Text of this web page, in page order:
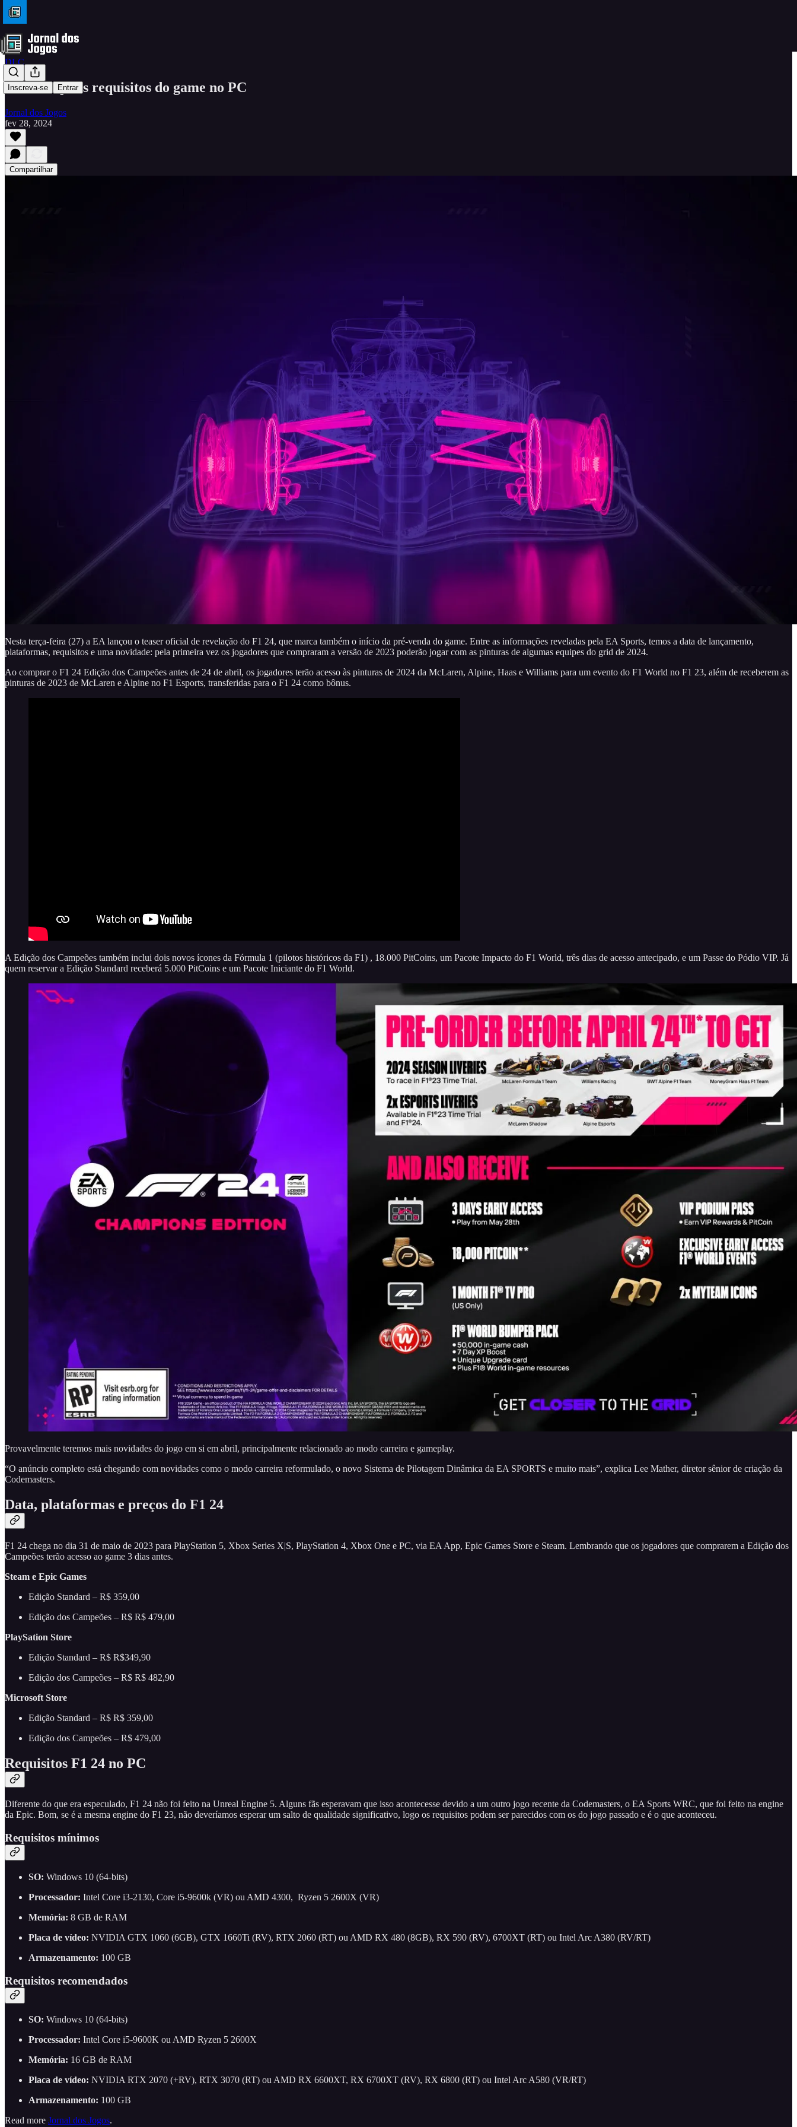
Inscreva-se Entrar
DLC
F1 24: veja os requisitos do game no PC
Jornal dos Jogos
fev 28, 2024
Compartilhar
Nesta terça-feira (27) a EA lançou o teaser oficial de revelação do F1 24, que marca também o início da pré-venda do game. Entre as informações reveladas pela EA Sports, temos a data de lançamento,
plataformas, requisitos e uma novidade: pela primeira vez os jogadores que compraram a versão de 2023 poderão jogar com as pinturas de algumas equipes do grid de 2024.
Ao comprar o F1 24 Edição dos Campeões antes de 24 de abril, os jogadores terão acesso às pinturas de 2024 da McLaren, Alpine, Haas e Williams para um evento do F1 World no F1 23, além de receberem as
pinturas de 2023 de McLaren e Alpine no F1 Esports, transferidas para o F1 24 como bônus.
A Edição dos Campeões também inclui dois novos ícones da Fórmula 1 (pilotos históricos da F1) , 18.000 PitCoins, um Pacote Impacto do F1 World, três dias de acesso antecipado, e um Passe do Pódio VIP. Já
quem reservar a Edição Standard receberá 5.000 PitCoins e um Pacote Iniciante do F1 World.
Provavelmente teremos mais novidades do jogo em si em abril, principalmente relacionado ao modo carreira e gameplay.
“O anúncio completo está chegando com novidades como o modo carreira reformulado, o novo Sistema de Pilotagem Dinâmica da EA SPORTS e muito mais”, explica Lee Mather, diretor sênior de criação da
Codemasters.
Data, plataformas e preços do F1 24
F1 24 chega no dia 31 de maio de 2023 para PlayStation 5, Xbox Series X|S, PlayStation 4, Xbox One e PC, via EA App, Epic Games Store e Steam. Lembrando que os jogadores que comprarem a Edição dos
Campeões terão acesso ao game 3 dias antes.
Steam e Epic Games
Edição Standard – R$ 359,00
Edição dos Campeões – R$ R$ 479,00
PlaySation Store
Edição Standard – R$ R$349,90
Edição dos Campeões – R$ R$ 482,90
Microsoft Store
Edição Standard – R$ R$ 359,00
Edição dos Campeões – R$ 479,00
Requisitos F1 24 no PC
Diferente do que era especulado, F1 24 não foi feito na Unreal Engine 5. Alguns fãs esperavam que isso acontecesse devido a um outro jogo recente da Codemasters, o EA Sports WRC, que foi feito na engine
da Epic. Bom, se é a mesma engine do F1 23, não deveríamos esperar um salto de qualidade significativo, logo os requisitos podem ser parecidos com os do jogo passado e é o que aconteceu.
Requisitos mínimos
SO: Windows 10 (64-bits)
Processador: Intel Core i3-2130, Core i5-9600k (VR) ou AMD 4300, Ryzen 5 2600X (VR)
Memória: 8 GB de RAM
Placa de vídeo: NVIDIA GTX 1060 (6GB), GTX 1660Ti (RV), RTX 2060 (RT) ou AMD RX 480 (8GB), RX 590 (RV), 6700XT (RT) ou Intel Arc A380 (RV/RT)
Armazenamento: 100 GB
Requisitos recomendados
SO: Windows 10 (64-bits)
Processador: Intel Core i5-9600K ou AMD Ryzen 5 2600X
Memória: 16 GB de RAM
Placa de vídeo: NVIDIA RTX 2070 (+RV), RTX 3070 (RT) ou AMD RX 6600XT, RX 6700XT (RV), RX 6800 (RT) ou Intel Arc A580 (VR/RT)
Armazenamento: 100 GB
Read more Jornal dos Jogos.